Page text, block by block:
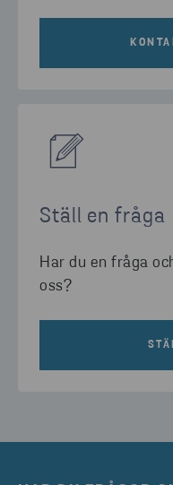
Ställ en fråga
Har du en fråga
oss?